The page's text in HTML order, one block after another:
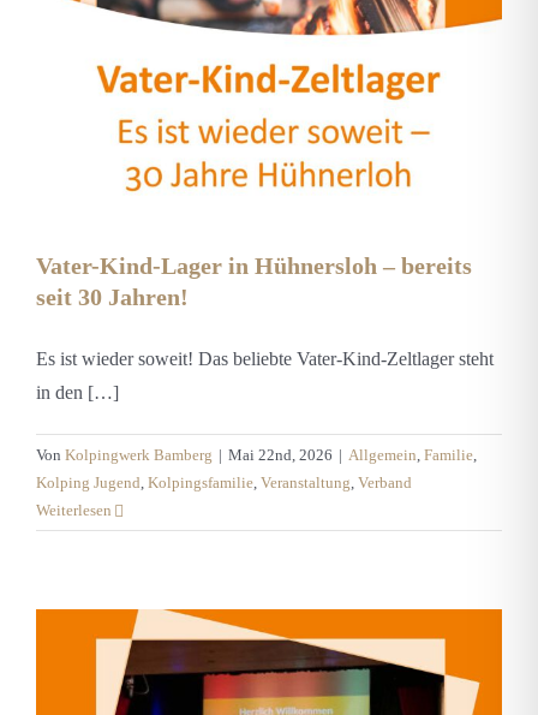
Vater-Kind-Lager in Hühnersloh – bereits
seit 30 Jahren!
Es ist wieder soweit! Das beliebte Vater-Kind-Zeltlager steht
in den […]
Von Kolpingwerk Bamberg | Mai 22nd, 2026 | Allgemein, Familie,
Kolping Jugend, Kolpingsfamilie, Veranstaltung, Verband
Weiterlesen